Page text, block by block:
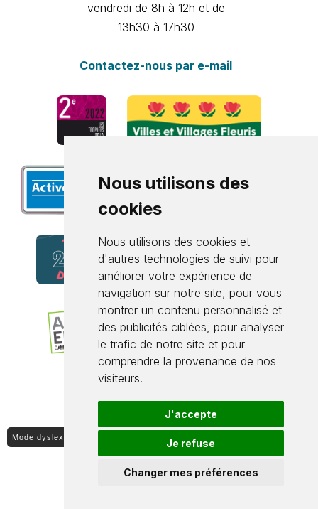
Nous utilisons des
cookies
Nous utilisons des cookies et
d'autres technologies de suivi pour
améliorer votre expérience de
navigation sur notre site, pour vous
montrer un contenu personnalisé et
des publicités ciblées, pour analyser
le trafic de notre site et pour
comprendre la provenance de nos
visiteurs.
J'accepte
Je refuse
Changer mes préférences
vendredi de 8h à 12h et de
13h30 à 17h30
Contactez-nous par e-mail
Mode dyslexique ON / OFF